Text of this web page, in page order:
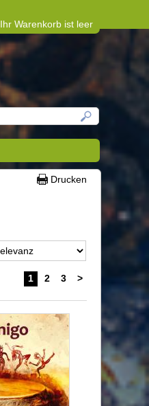
Ihr Warenkorb ist leer
Drucken
1 2 3 >